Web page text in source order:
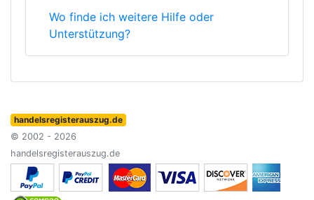
Wo finde ich weitere Hilfe oder
Unterstützung?
handelsregisterauszug.de
© 2002 - 2026
handelsregisterauszug.de